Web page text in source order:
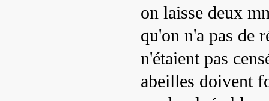
on laisse deux
qu'on n'a pas de
n'étaient pas
abeilles doivent